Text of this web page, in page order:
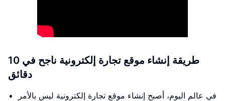
طريقة إنشاء موقع تجارة إلكترونية ناجح في 10
دقائق
في عالم اليوم، أصبح إنشاء موقع تجارة إلكترونية ليس بالأمر